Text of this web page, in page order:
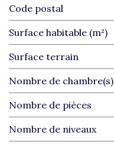
Code postal
Surface habitable (m²)
surface terrain
Nombre de chambre(s)
Nombre de pièces
Nombre de niveaux